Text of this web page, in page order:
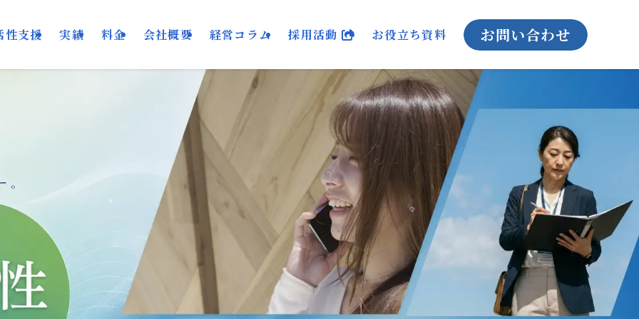
性支援 実績 料金 会社概要 経営コラム 採用活動 お役立ち資料 お問い合わせ